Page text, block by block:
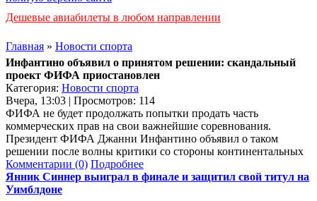
Дешевые авиабилеты в любом направлении
Главная » Новости спорта
Инфантино объявил о принятом решении: скандальный
проект ФИФА приостановлен
Категория: Новости спорта
Вчера, 13:03 | Просмотров: 114
ФИФА не будет продолжать попытки продать часть
коммерческих прав на свои важнейшие соревнования.
Президент ФИФА Джанни Инфантино объявил о таком
решении после волны критики со стороны континентальных
Комментарии (0) Подробнее
Янник Синнер выиграл в финале и защитил свой титул на
Уимблдоне